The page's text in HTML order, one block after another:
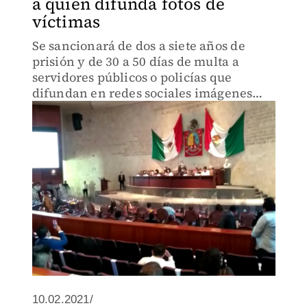
víctimas
Se sancionará de dos a siete años de
prisión y de 30 a 50 días de multa a
servidores públicos o policías que
difundan en redes sociales imágenes
sobre un crimen, también a quien
difunda imágenes sobre las
circunstancias de su muerte.
10.02.2021/